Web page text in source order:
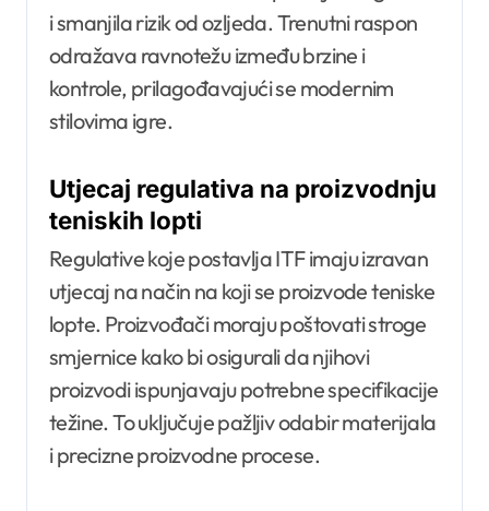
i smanjila rizik od ozljeda. Trenutni raspon
odražava ravnotežu između brzine i
kontrole, prilagođavajući se modernim
stilovima igre.
Utjecaj regulativa na proizvodnju
teniskih lopti
Regulative koje postavlja ITF imaju izravan
utjecaj na način na koji se proizvode teniske
lopte. Proizvođači moraju poštovati stroge
smjernice kako bi osigurali da njihovi
proizvodi ispunjavaju potrebne specifikacije
težine. To uključuje pažljiv odabir materijala
i precizne proizvodne procese.